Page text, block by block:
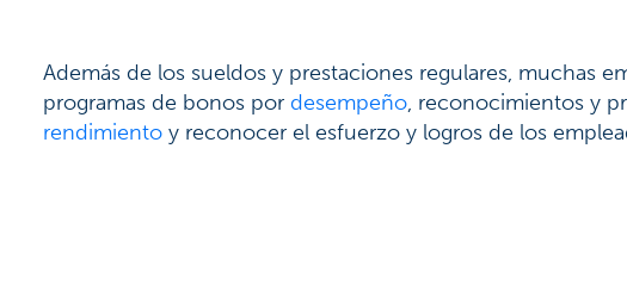
Además de los sueldos y prestaciones regulares, muchas
programas de bonos por desempeño, reconocimientos y
rendimiento y reconocer el esfuerzo y logros de los